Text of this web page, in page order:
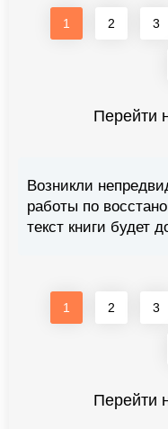
1 2 3
Перейти
Возникли
работы по
текст книги будет
1 2 3
Перейти